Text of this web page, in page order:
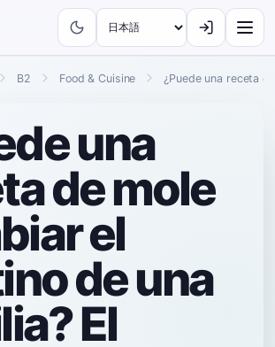
B2 Food & Cuisine ¿Puede una receta
una
de mole
el
de una
El